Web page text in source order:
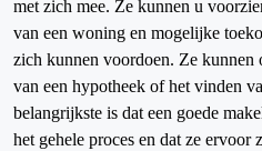
met zich mee. Ze kunnen u
van een woning en mogelijke
zich kunnen voordoen. Ze kunnen
van een hypotheek of het vinden
belangrijkste is dat een goede
het gehele proces en dat ze ervoor